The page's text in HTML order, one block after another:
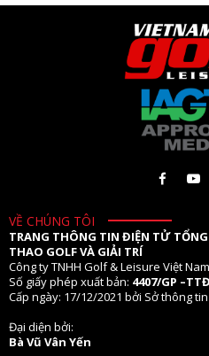
VỀ CHÚNG TÔI
TRANG THÔNG TIN ĐIỆN TỬ TỔNG
THAO GOLF VÀ GIẢI TRÍ
Công ty TNHH Golf & Leisure Việt Nam
Số giấy phép xuất bản: 4407/GP
Cấp ngày: 17/12/2021 bởi Sở thông
Đại diện bởi:
Bà Vũ Vân Yến